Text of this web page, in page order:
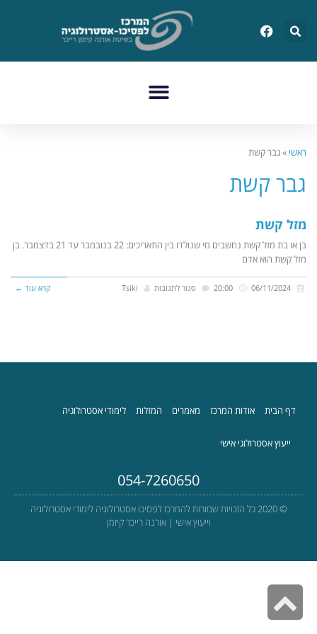
ראשי »גבר קשת
גבר קשת
מזל קשת
בן או בת מזל קשת נחשבים מי שנולדו בין התאריכים: 22 בנובמבר עד 21 בדצמבר. בן
מזל קשת הוא אדם
סגור לתגובות Tsiki קרא עוד ←
דף הבית אודות המרכז מאמרים המזלות לימודי אסטרולוגיה
ייעוץ אסטרולוגי אישי
054-7260650
© 2020 כל הזכויות שמורות להמרכז לפסיכו אסטרולוגיה לימודי אסטרולוגיה
וייעוץ אישי | אורנה רייכר קיזמן
גלילה
לראש